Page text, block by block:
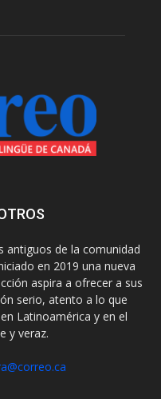
antiguos de la comunidad
en 2019 una nueva
aspira a ofrecer a sus
serio, atento a lo que
Latinoamérica y en el
y veraz.